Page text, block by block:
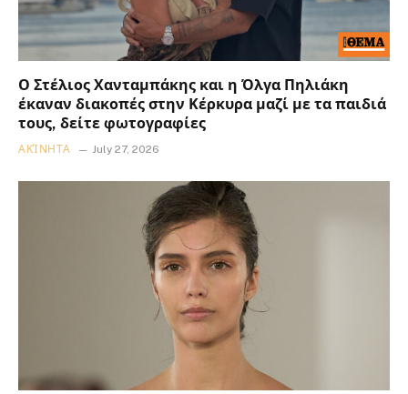
Ο Στέλιος Χανταμπάκης και η Όλγα Πηλιάκη
έκαναν διακοπές στην Κέρκυρα μαζί με τα παιδιά
τους, δείτε φωτογραφίες
ΑΚΊΝΗΤΑ July 27, 2026